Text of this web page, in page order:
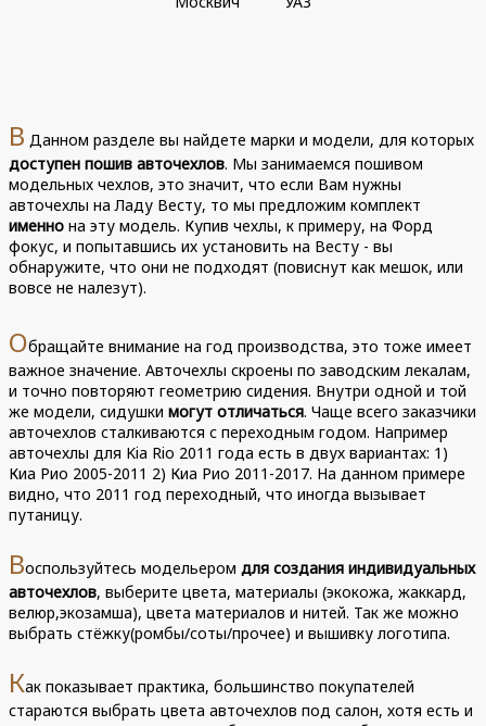
В Данном разделе вы найдете марки и модели, для которых
доступен пошив авточехлов. Мы занимаемся пошивом
модельных чехлов, это значит, что если Вам нужны
авточехлы на Ладу Весту, то мы предложим комплект
именно на эту модель. Купив чехлы, к примеру, на Форд
фокус, и попытавшись их установить на Весту - вы
обнаружите, что они не подходят (повиснут как мешок, или
вовсе не налезут).
Обращайте внимание на год производства, это тоже имеет
важное значение. Авточехлы скроены по заводским лекалам,
и точно повторяют геометрию сидения. Внутри одной и той
же модели, сидушкимогут отличаться. Чаще всего заказчики
авточехлов сталкиваются с переходным годом. Например
авточехлы для Kia Rio 2011 года есть в двух вариантах: 1)
Киа Рио 2005-2011 2) Киа Рио 2011-2017. На данном примере
видно, что 2011 год переходный, что иногда вызывает
путаницу.
Воспользуйтесь модельеромдля создания индивидуальных
авточехлов, выберите цвета, материалы (экокожа, жаккард,
велюр,экозамша), цвета материалов и нитей. Так же можно
выбрать стёжку(ромбы/соты/прочее) и вышивку логотипа.
Как показывает практика, большинство покупателей
стараются выбрать цвета авточехлов под салон, хотя есть и